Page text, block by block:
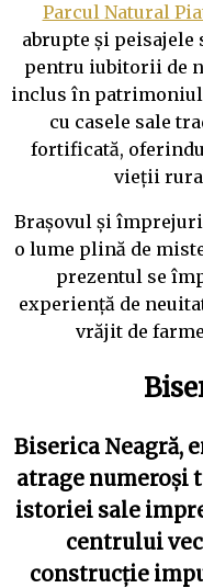
Parcul Natural
abrupte și peisajele
pentru iubitorii de
inclus în patrimoniul
cu casele sale
fortificată,
vieții
Brașovul și
o lume plină de
prezentul se
experiență de
vrăjit de
Biserica Neagră,
atrage numeroși
istoriei sale
centrului
construcție